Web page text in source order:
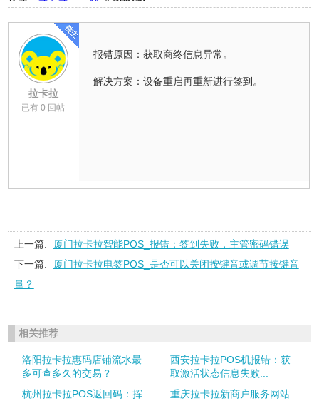
拉卡拉
已有 0 回帖
报错原因：获取商终信息异常。
解决方案：设备重启再重新进行签到。
上一篇:
厦门拉卡拉智能POS_报错：签到失败，主管密码错误
下一篇:
厦门拉卡拉电签POS_是否可以关闭按键音或调节按键音
量？
相关推荐
洛阳拉卡拉惠码店铺流水最
多可查多久的交易？
西安拉卡拉POS机报错：获
取激活状态信息失败...
杭州拉卡拉POS返回码：挥
重庆拉卡拉新商户服务网站